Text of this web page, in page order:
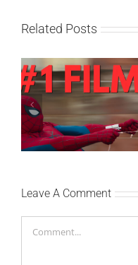
Related Posts
Najuspešnije otvaranje
studijskog filma u Srbiji:
Spajdermen: Novi dan
oborio rekord već prvog
vikenda
Leave A Comment